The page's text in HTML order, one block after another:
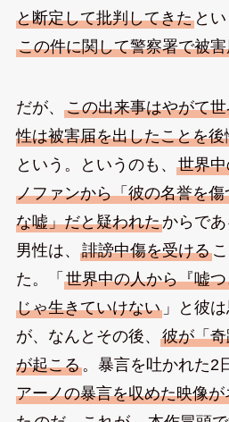
と断定して批判してきたとい
この件に関して警察署で被
だが、 この出来事はやがて
性は被害届を出したことを
という。というのも、 世界
ノファンから「彼の名誉を
な嘘」だと疑われたからで
男性は、 誹謗中傷を受ける
た。「 世界中の人から『嘘
じゃ生きていけない」と彼
が、なんとその後、 彼が「
が起こる。暴言を吐かれた2
アーノの暴言を収めた映像